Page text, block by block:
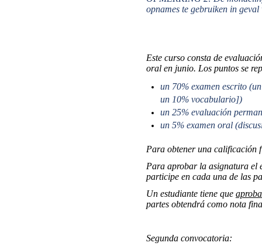
opnames te gebruiken in
Este curso consta de
oral en junio. Los puntos se
un 70% examen escrito
un 10% vocabulario])
un 25% evaluación
un 5% examen oral
Para obtener una calificación
Para aprobar la asignatura el
participe en cada una de las
Un estudiante tiene que
partes obtendrá como nota
Segunda convocatoria: